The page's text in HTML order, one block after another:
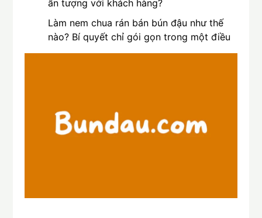
ấn tượng với khách hàng?
Làm nem chua rán bán bún đậu như thế
nào? Bí quyết chỉ gói gọn trong một điều